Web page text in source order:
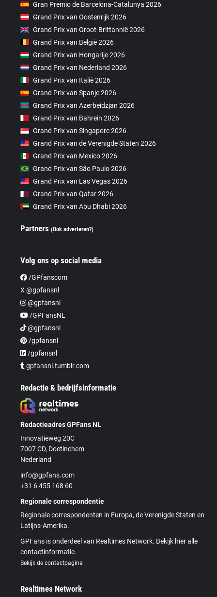
Gran Premio de Barcelona-Catalunya 2026
Grand Prix van Oostenrijk 2026
Grand Prix van Groot-Brittannië 2026
Grand Prix van België 2026
Grand Prix van Hongarije 2026
Grand Prix van Nederland 2026
Grand Prix van Italië 2026
Grand Prix van Spanje 2026
Grand Prix van Azerbeidzjan 2026
Grand Prix van Bahrein 2026
Grand Prix van Singapore 2026
Grand Prix van de Verenigde Staten 2026
Grand Prix van Mexico 2026
Grand Prix van São Paulo 2026
Grand Prix van Las Vegas 2026
Grand Prix van Qatar 2026
Grand Prix van Abu Dhabi 2026
Partners(Ook adverteren?)
Volg ons op social media
/GPfanscom
X @gpfansnl
@gpfansnl
/GPFansNL
@gpfansnl
/gpfansnl
/gpfansnl
gpfansnl.tumblr.com
Redactie & bedrijfsinformatie
Redactieadres GPFans NL
Innovatieweg 20C
7007 CD, Doetinchem
Nederland
info@gpfans.com
+31 6 455 168 60
Regionale correspondentie
Regionale correspondenten in Europa, de Verenigde Staten en
Latijns-Amerika.
GPFans is onderdeel van Realtimes Network. Bekijk hier alle
contactinformatie.
Bekijk de contactpagina
Realtimes Network